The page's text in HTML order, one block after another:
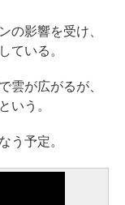
の影響を受け、
ている。
雲が広がるが、
いう。
う予定。